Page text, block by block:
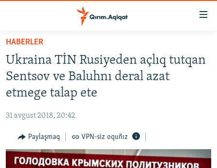
Esas
qaytmaq
Baş
navigatsiyağa
qaytmaq
Qıdıruvğa
qaytmaq
HABERLER
İQTİSADİYAT
MEDENİYET
İNSAN AQLARI
VİDEO
HABERLER
Ukraina TİN Rusiyeden açlıq tutqan
Sentsov ve Baluhnı deral azat
etmege talap ete
31 avgust 2018, 20:42
Paylaşmaq VPN-siz oquñız